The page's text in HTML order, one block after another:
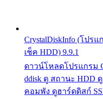
CrystalDiskInfo (โปรแ
เช็ค HDD) 9.9.1
ดาวน์โหลดโปรแกรม
ddisk ดู สถานะ HDD
คอมพัง ดูฮาร์ดดิสก์